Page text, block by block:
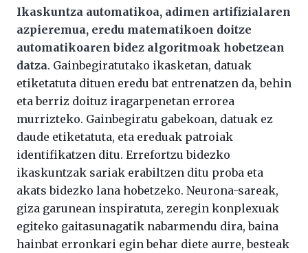
Ikaskuntza automatikoa, adimen artifizialaren
azpieremua, eredu matematikoen doitze
automatikoaren bidez algoritmoak hobetzean
datza. Gainbegiratutako ikasketan, datuak
etiketatuta dituen eredu bat entrenatzen da, behin
eta berriz doituz iragarpenetan errorea
murrizteko. Gainbegiratu gabekoan, datuak ez
daude etiketatuta, eta ereduak patroiak
identifikatzen ditu. Errefortzu bidezko
ikaskuntzak sariak erabiltzen ditu proba eta
akats bidezko lana hobetzeko. Neurona-sareak,
giza garunean inspiratuta, zeregin konplexuak
egiteko gaitasunagatik nabarmendu dira, baina
hainbat erronkari egin behar diete aurre, besteak